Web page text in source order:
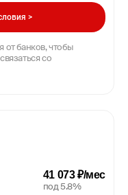
>
банков, чтобы
со
41 073 ₽/мес
под 5.8%